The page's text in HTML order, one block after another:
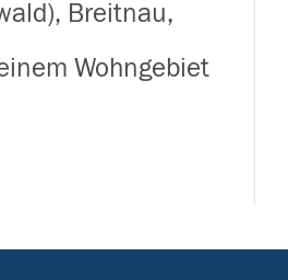
Breitnau,
Wohngebiet